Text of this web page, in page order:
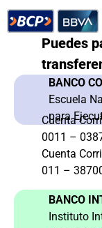
Puedes
BANCO
Escuela
para
Cuenta
0011 –
Cuenta
011 –
BANCO
Instituto